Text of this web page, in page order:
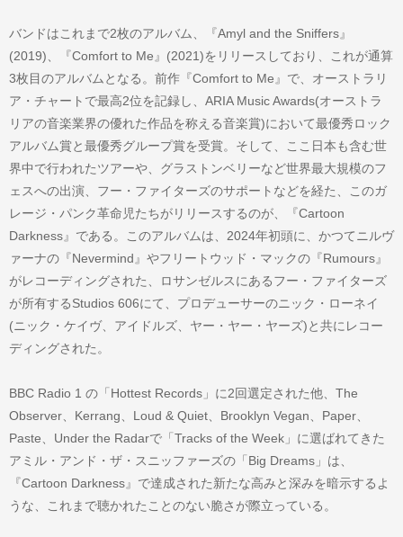
バンドはこれまで2枚のアルバム、『Amyl and the Sniffers』
(2019)、『Comfort to Me』(2021)をリリースしており、これが通算
3枚目のアルバムとなる。前作『Comfort to Me』で、オーストラリ
ア・チャートで最高2位を記録し、ARIA Music Awards(オーストラ
リアの音楽業界の優れた作品を称える音楽賞)において最優秀ロック
アルバム賞と最優秀グループ賞を受賞。そして、ここ日本も含む世
界中で行われたツアーや、グラストンベリーなど世界最大規模のフ
ェスへの出演、フー・ファイターズのサポートなどを経た、このガ
レージ・パンク革命児たちがリリースするのが、『Cartoon
Darkness』である。このアルバムは、2024年初頭に、かつてニルヴ
ァーナの『Nevermind』やフリートウッド・マックの『Rumours』
がレコーディングされた、ロサンゼルスにあるフー・ファイターズ
が所有するStudios 606にて、プロデューサーのニック・ローネイ
(ニック・ケイヴ、アイドルズ、ヤー・ヤー・ヤーズ)と共にレコー
ディングされた。
BBC Radio 1 の「Hottest Records」に2回選定された他、The
Observer、Kerrang、Loud & Quiet、Brooklyn Vegan、Paper、
Paste、Under the Radarで「Tracks of the Week」に選ばれてきた
アミル・アンド・ザ・スニッファーズの「Big Dreams」は、
『Cartoon Darkness』で達成された新たな高みと深みを暗示するよ
うな、これまで聴かれたことのない脆さが際立っている。